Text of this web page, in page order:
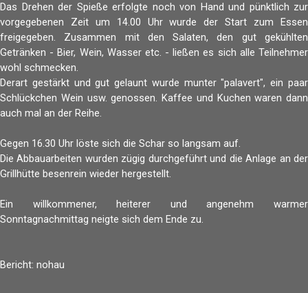
Das Drehen der Spieße erfolgte noch von Hand und pünktlich zur
vorgegebenen Zeit um 14.00 Uhr wurde der Start zum Essen
freigegeben. Zusammen mit den Salaten, den gut gekühlten
Getränken - Bier, Wein, Wasser etc. - ließen es sich alle Teilnehmer
wohl schmecken.
Derart gestärkt und gut gelaunt wurde munter "palavert", ein paar
Schlückchen Wein usw. genossen. Kaffee und Kuchen waren dann
auch mal an der Reihe.
Gegen 16.30 Uhr löste sich die Schar so langsam auf.
Die Abbauarbeiten wurden zügig durchgeführt und die Anlage an der
Grillhütte besenrein wieder hergestellt.
Ein willkommener, heiterer und angenehm warmer
Sonntagnachmittag neigte sich dem Ende zu.
Bericht: nohau